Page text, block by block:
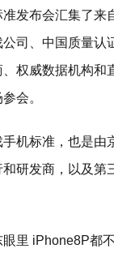
发布会汇集了来
司、中国质量认
权威数据机构和
会。
机标准，也是由
研发商，以及第